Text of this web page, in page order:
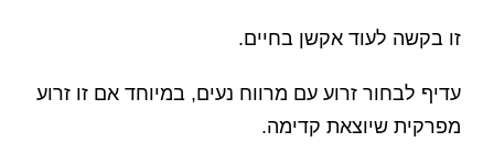
זו בקשה לעוד אקשן בחיים.
עדיף לבחור זרוע עם מרווח נעים, במיוחד אם זו זרוע
מפרקית שיוצאת קדימה.